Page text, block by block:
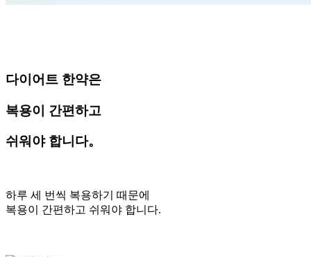
다이어트 한약은
복용이 간편하고
쉬워야 합니다。
하루 세 번씩 복용하기 때문에
복용이 간편하고 쉬워야 합니다.